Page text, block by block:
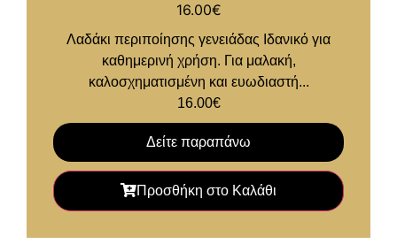
16.00€
Λαδάκι περιποίησης γενειάδας Ιδανικό για
καθημερινή χρήση. Για μαλακή,
καλοσχηματισμένη και ευωδιαστή...
16.00€
Δείτε παραπάνω
Προσθήκη στο Καλάθι